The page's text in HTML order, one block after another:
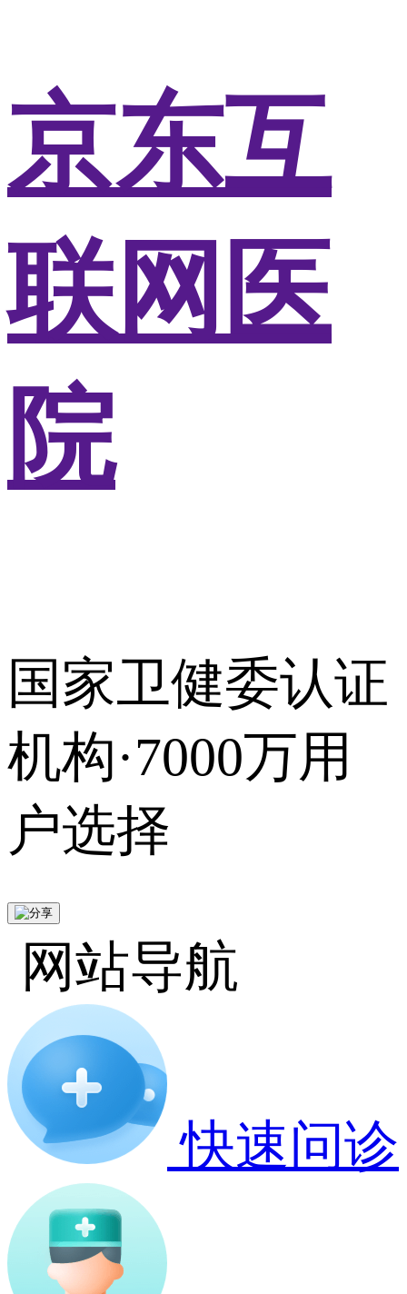
京东互
联网医
院
国家卫健委认证
机构·7000万用
户选择
网站导航
快速问诊